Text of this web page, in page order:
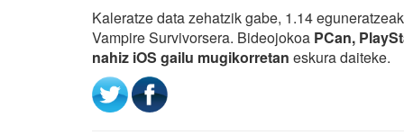
Kaleratze data zehatzik gabe, 1.14
Vampire Survivorsera. Bideojokoa PCan,
nahiz iOS gailu mugikorretan eskura daiteke.